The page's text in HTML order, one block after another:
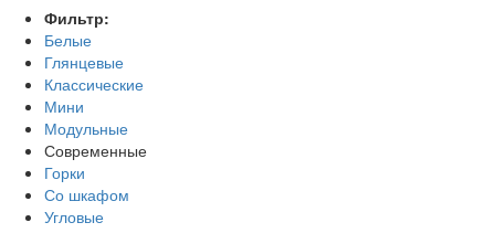
Фильтр:
Белые
Глянцевые
Классические
Мини
Модульные
Современные
Горки
Со шкафом
Угловые